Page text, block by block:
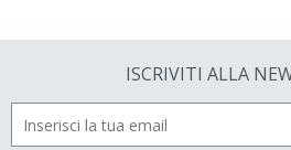
ISCRIVITI ALLA